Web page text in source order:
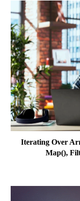
Iterating Over
Map(),